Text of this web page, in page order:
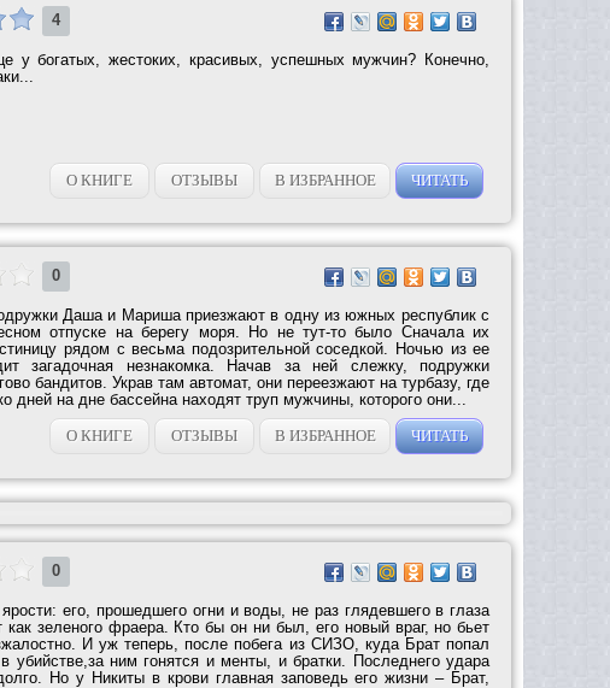
4
у богатых, жестоких, красивых, успешных мужчин? Конечно,
О КНИГЕ ОТЗЫВЫ В ИЗБРАННОЕ ЧИТАТЬ
0
Даша и Мариша приезжают в одну из южных республик с
отпуске на берегу моря. Но не тут-то было Сначала их
рядом с весьма подозрительной соседкой. Ночью из ее
загадочная незнакомка. Начав за ней слежку, подружки
бандитов. Украв там автомат, они переезжают на турбазу, где
дней на дне бассейна находят труп мужчины, которого они...
О КНИГЕ
ОТЗЫВЫ В ИЗБРАННОЕ ЧИТАТЬ
0
его, прошедшего огни и воды, не раз глядевшего в глаза
как зеленого фраера. Кто бы он ни был, его новый враг, но бьет
И уж теперь, после побега из СИЗО, куда Брат попал
убийстве,за ним гонятся и менты, и братки. Последнего удара
Но у Никиты в крови главная заповедь его жизни – Брат,